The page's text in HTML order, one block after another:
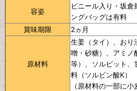
容姿
ビニール入り・坂
ングバッグは有料
賞味期限
2ヵ月
原材料
生姜（タイ）、おり
噌・砂糖）、アミノ
等）、ソルビット、
料（ソルビン酸K）
（原材料の一部に小